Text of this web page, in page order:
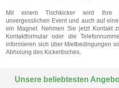
Mit einem Tischkicker wird Ihre
unvergesslichen Event und auch auf
ein Magnet. Nehmen Sie jetzt Kontakt
Kontaktformular oder die
informieren sich über Mietbedingungen
Abholung des Kickertisches.
Unsere beliebtesten